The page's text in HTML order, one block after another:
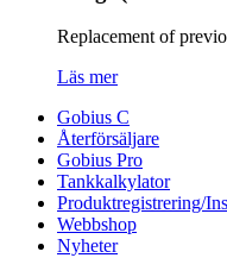
Replacement of
Läs mer
Gobius C
Återförsäljare
Gobius Pro
Tankkalkylator
Produktregistrering/
Webbshop
Nyheter